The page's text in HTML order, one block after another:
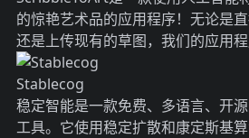
的惊艳艺术品的应用程序！无论是
还是上传现有的草图，我们的应用
Stablecog
稳定智能是一款免费、多语言、开
工具。它使用稳定扩散和康定斯基